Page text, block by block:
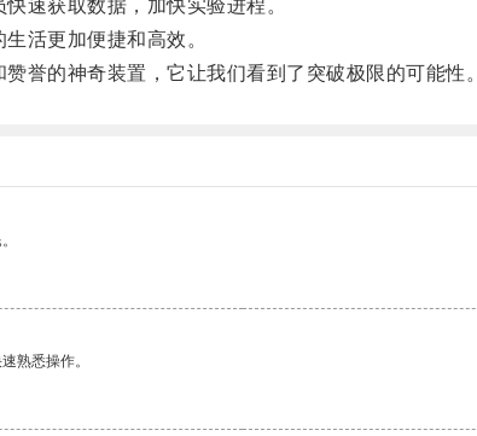
速获取数据，加快实验进程。
活更加便捷和高效。
的神奇装置，它让我们看到了突破极限的可能性。
熟悉操作。